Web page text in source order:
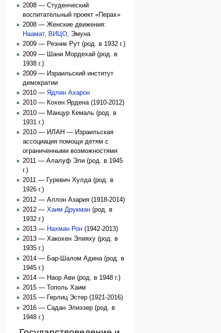
2008 — Студенческий
воспитательный проект «Перах»
2008 — Женские движения:
Наамат, ВИЦО, Эмуна
2009 — Резник Рут (род. в 1932 г.)
2009 — Шани Мордехай (род. в
1938 г.)
2009 — Израильский институт
демократии
2010 — Ядлин Ахарон
2010 — Кохен Ярдена (1910-2012)
2010 — Манцур Кемаль (род. в
1931 г.)
2010 — ИЛАН — Израильская
ассоциация помощи детям с
ограниченными возможностями
2011 — Алалуф Эли (род. в 1945
г.)
2011 — Гуревич Хулда (род. в
1926 г.)
2012 — Аллон Азария (1918-2014)
2012 — Хаим Друкман(род. в
1932 г.)
2013 — Нахман Рон(1942-2013)
2013 — Хакохен Элияху (род. в
1935 г.)
2014 — Бар-Шалом Адина (род. в
1945 г.)
2014 — Наор Ави (род. в 1948 г.)
2015 — Тополь Хаим
2015 — Герлиц Эстер (1921-2016)
2016 — Садан Элиэзер (род. в
1948 г.)